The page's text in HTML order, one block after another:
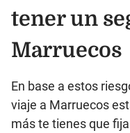
tener un
Marruecos
En base a estos
viaje a Marruecos
más te tienes que